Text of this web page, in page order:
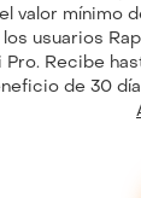
valor mínimo
usuarios
Recibe
de 30